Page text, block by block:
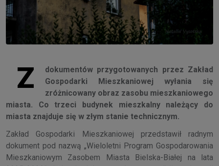
Z
dokumentów przygotowanych przez Zakład
Gospodarki Mieszkaniowej wyłania się
zróżnicowany obraz zasobu mieszkaniowego
miasta. Co trzeci budynek mieszkalny należący do
miasta znajduje się w złym stanie technicznym.
Zakład Gospodarki Mieszkaniowej przedstawił radnym
dokument pod nazwą „Wieloletni Program Gospodarowania
Mieszkaniowym Zasobem Miasta Bielska-Białej na lata